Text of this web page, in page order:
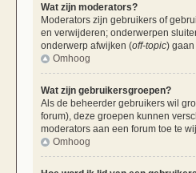
Wat zijn moderators?
Moderators zijn gebruikers of
en verwijderen; onderwerpen
onderwerp afwijken (off-topic) gaan
Omhoog
Wat zijn gebruikersgroepen?
Als de beheerder gebruikers wil
forum), deze groepen kunnen
moderators aan een forum toe te
Omhoog